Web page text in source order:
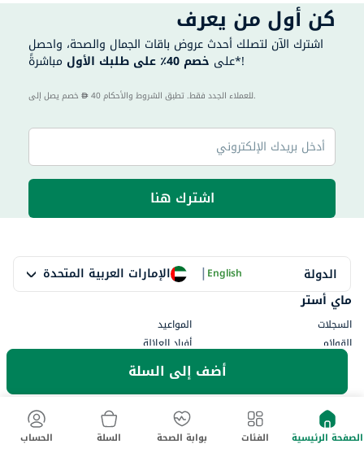
أضف إلى السلة
كن أول من يعرف
اشترك الآن لتصلك أحدث عروض باقات الجمال والصحة، واحصل
على خصم 40٪ على طلبك الأول مباشرةً*!
40 للعملاء الجدد فقط. تطبق الشروط والأحكام.
اشترك هنا
الدولة الإمارات العربية المتحدة |English
ماي أستر
السجلات
المواعيد
القوائم
أفراد العائلة
استشر
احجز طبيب
جميع التخصصات
استشارة فورية
جميع المنشآت الصفحة الرئيسية الفئات بوابة الصحة السلة الحساب